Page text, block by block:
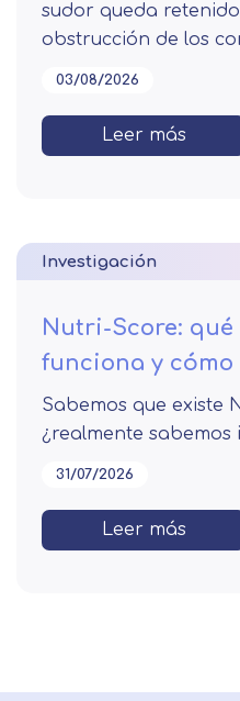
sudor queda
obstrucción de los
03/08/2026
Leer más
Investigación
Nutri-Score: qué
funciona y
Sabemos que existe
¿realmente
31/07/2026
Leer más